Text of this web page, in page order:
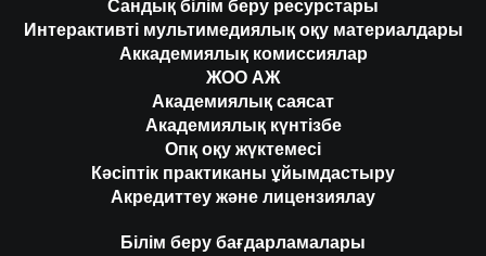
Сандық білім беру ресурстары
Интерактивті мультимедиялық оқу материалдары
Аккадемиялық комиссиялар
ЖОО АЖ
Академиялық саясат
Академиялық күнтізбе
Опқ оқу жүктемесі
Кәсіптік практиканы ұйымдастыру
Акредиттеу және лицензиялау
Білім беру бағдарламалары